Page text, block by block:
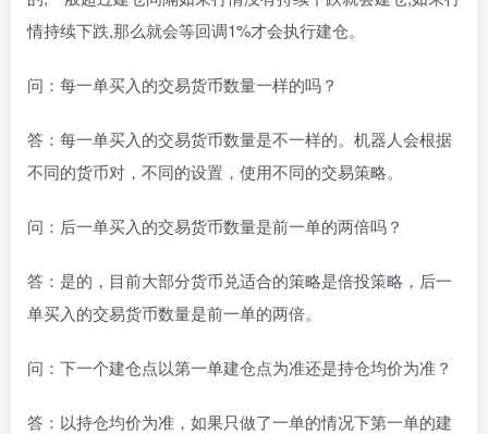
情持续下跌,那么就会等回调1%才会执行建仓。
问：每一单买入的交易货币数量一样的吗？
答：每一单买入的交易货币数量是不一样的。机器人会根据
不同的货币对，不同的设置，使用不同的交易策略。
问：后一单买入的交易货币数量是前一单的两倍吗？
答：是的，目前大部分货币兑适合的策略是倍投策略，后一
单买入的交易货币数量是前一单的两倍。
问：下一个建仓点以第一单建仓点为准还是持仓均价为准？
答：以持仓均价为准，如果只做了一单的情况下第一单的建